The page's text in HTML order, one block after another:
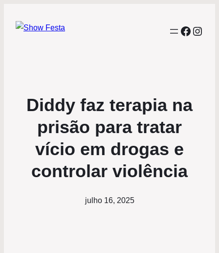
Diddy faz terapia na
prisão para tratar
vício em drogas e
controlar violência
julho 16, 2025